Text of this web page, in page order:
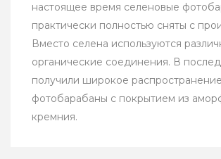
настоящее время селеновые
практически полностью сняты с
Вместо селена используются
органические соединения. В
получили широкое распространение
фотобарабаны с покрытием из
кремния.